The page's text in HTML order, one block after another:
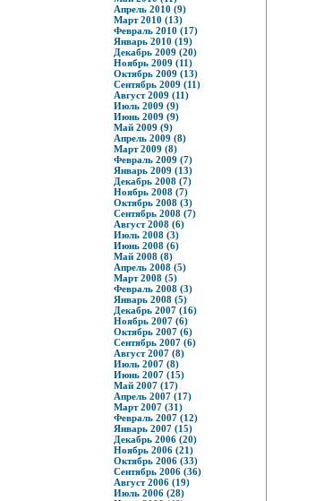
Апрель 2010 (9)
Март 2010 (13)
Февраль 2010 (17)
Январь 2010 (19)
Декабрь 2009 (20)
Ноябрь 2009 (11)
Октябрь 2009 (13)
Сентябрь 2009 (11)
Август 2009 (11)
Июль 2009 (9)
Июнь 2009 (9)
Май 2009 (9)
Апрель 2009 (8)
Март 2009 (8)
Февраль 2009 (7)
Январь 2009 (13)
Декабрь 2008 (7)
Ноябрь 2008 (7)
Октябрь 2008 (3)
Сентябрь 2008 (7)
Август 2008 (6)
Июль 2008 (3)
Июнь 2008 (6)
Май 2008 (8)
Апрель 2008 (5)
Март 2008 (5)
Февраль 2008 (3)
Январь 2008 (5)
Декабрь 2007 (16)
Ноябрь 2007 (6)
Октябрь 2007 (6)
Сентябрь 2007 (6)
Август 2007 (8)
Июль 2007 (8)
Июнь 2007 (15)
Май 2007 (17)
Апрель 2007 (17)
Март 2007 (31)
Февраль 2007 (12)
Январь 2007 (15)
Декабрь 2006 (20)
Ноябрь 2006 (21)
Октябрь 2006 (33)
Сентябрь 2006 (36)
Август 2006 (19)
Июль 2006 (28)